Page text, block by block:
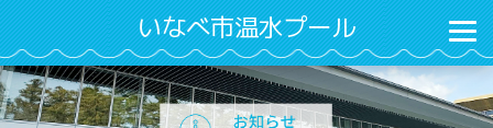
いなべ市温水プール